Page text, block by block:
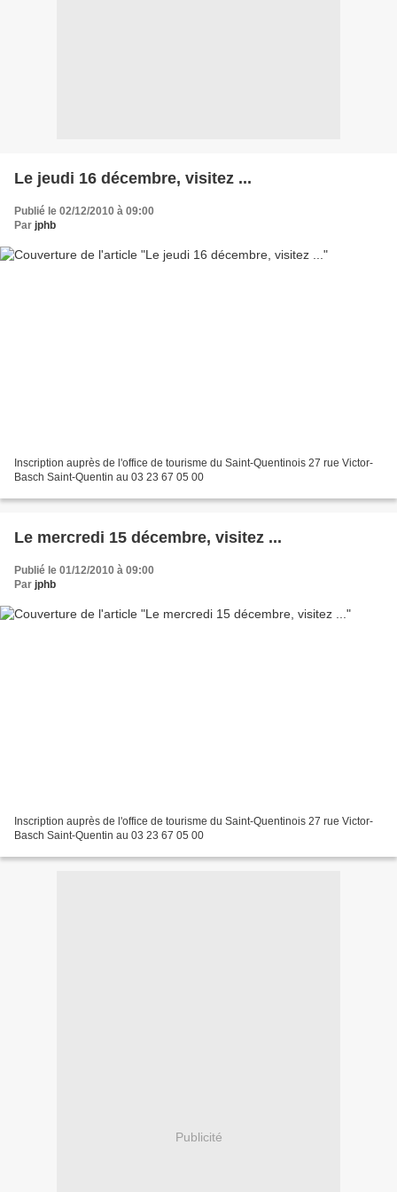
Le jeudi 16 décembre, visitez ...
Publié le 02/12/2010 à 09:00
Par jphb
Inscription auprès de l'office de tourisme du Saint-Quentinois 27 rue Victor-
Basch Saint-Quentin au 03 23 67 05 00
Le mercredi 15 décembre, visitez ...
Publié le 01/12/2010 à 09:00
Par jphb
Inscription auprès de l'office de tourisme du Saint-Quentinois 27 rue Victor-
Basch Saint-Quentin au 03 23 67 05 00
Publicité